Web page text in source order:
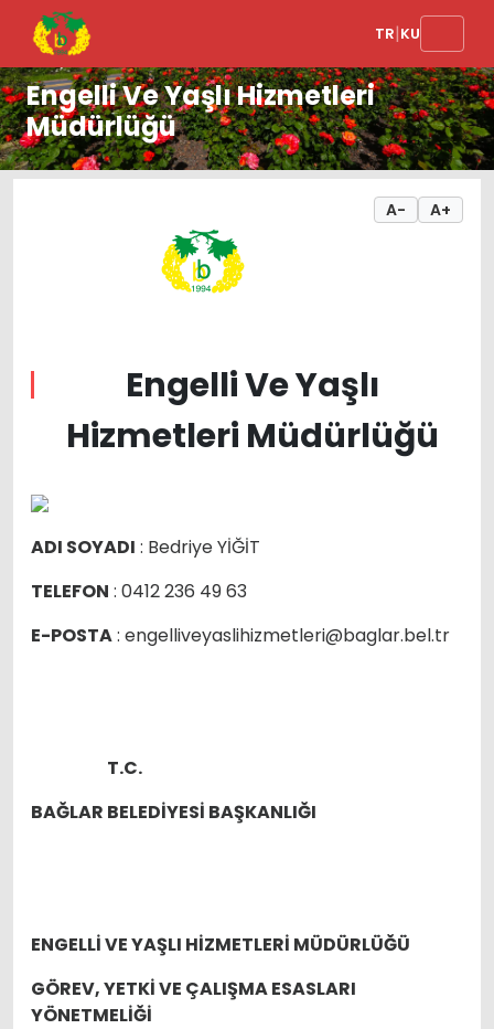
TR|KU
Engelli Ve Yaşlı Hizmetleri
Müdürlüğü
A- A+
Engelli Ve Yaşlı
Hizmetleri Müdürlüğü
ADI SOYADI : Bedriye YİĞİT
TELEFON : 0412 236 49 63
E-POSTA: engelliveyaslihizmetleri@baglar.bel.tr
T.C.
BAĞLAR BELEDİYESİ BAŞKANLIĞI
ENGELLİ VE YAŞLI HİZMETLERİ MÜDÜRLÜĞÜ
GÖREV, YETKİ VE ÇALIŞMA ESASLARI
YÖNETMELİĞİ